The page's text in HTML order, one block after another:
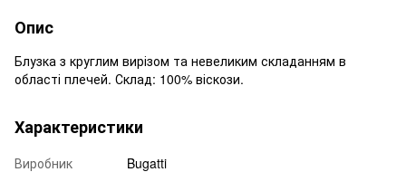
Опис
Блузка з круглим вирізом та невеликим складанням в
області плечей. Склад: 100% віскози.
Характеристики
Виробник
Bugatti